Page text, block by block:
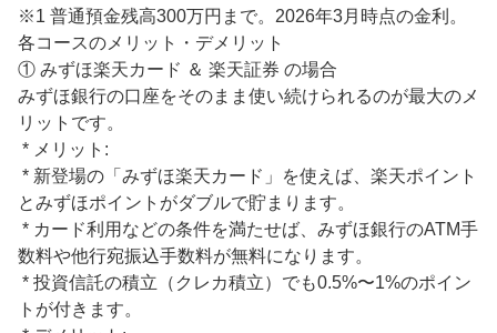
※1 普通預金残高300万円まで。2026年3月時点の金利。
各コースのメリット・デメリット
① みずほ楽天カード ＆ 楽天証券 の場合
みずほ銀行の口座をそのまま使い続けられるのが最大のメ
リットです。
とみずほポイントがダブルで貯まります。
数料や他行宛振込手数料が無料になります。
トが付きます。